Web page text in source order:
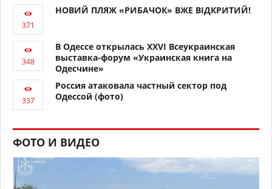
НОВИЙ ПЛЯЖ «РИБАЧОК» ВЖЕ ВІДКРИТИЙ!
В Одессе открылась XXVI Всеукраинская
выставка-форум «Украинская книга на
Одесчине»
Россия атаковала частный сектор под
Одессой (фото)
ФОТО И ВИДЕО